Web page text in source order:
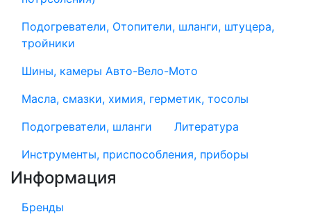
Подогреватели, Отопители, шланги, штуцера,
тройники
Шины, камеры Авто-Вело-Мото
Масла, смазки, химия, герметик, тосолы
Подогреватели, шланги
Литература
Инструменты, приспособления, приборы
Информация
Бренды